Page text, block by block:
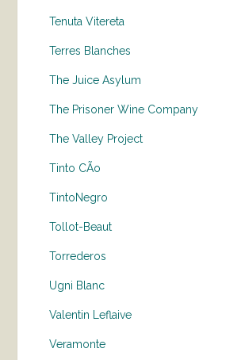
Tenuta Vitereta
Terres Blanches
The Juice Asylum
The Prisoner Wine Company
The Valley Project
Tinto CÃo
TintoNegro
Tollot-Beaut
Torrederos
Ugni Blanc
Valentin Leflaive
Veramonte